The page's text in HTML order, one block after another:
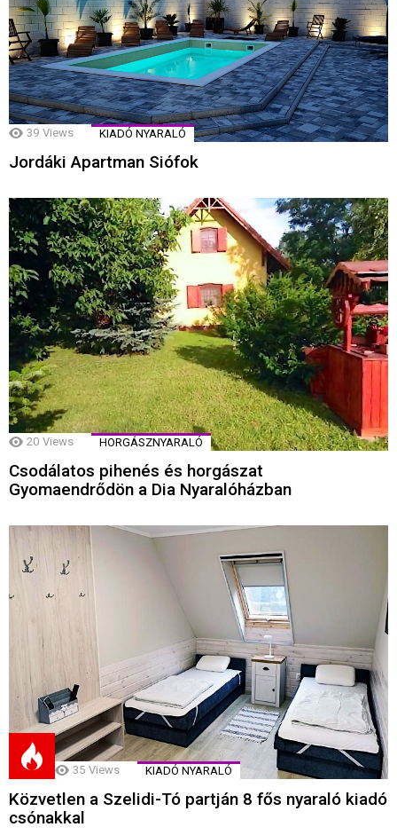
39 Views KIADÓ NYARALÓ
Jordáki Apartman Siófok
20 Views HORGÁSZNYARALÓ
Csodálatos pihenés és horgászat
Gyomaendrődön a Dia Nyaralóházban
35 Views KIADÓ NYARALÓ
Közvetlen a Szelidi-Tó partján 8 fős nyaraló kiadó
csónakkal